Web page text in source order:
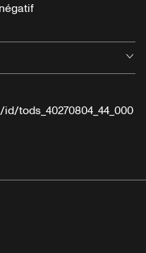
négatif
tods_40270804_44_000